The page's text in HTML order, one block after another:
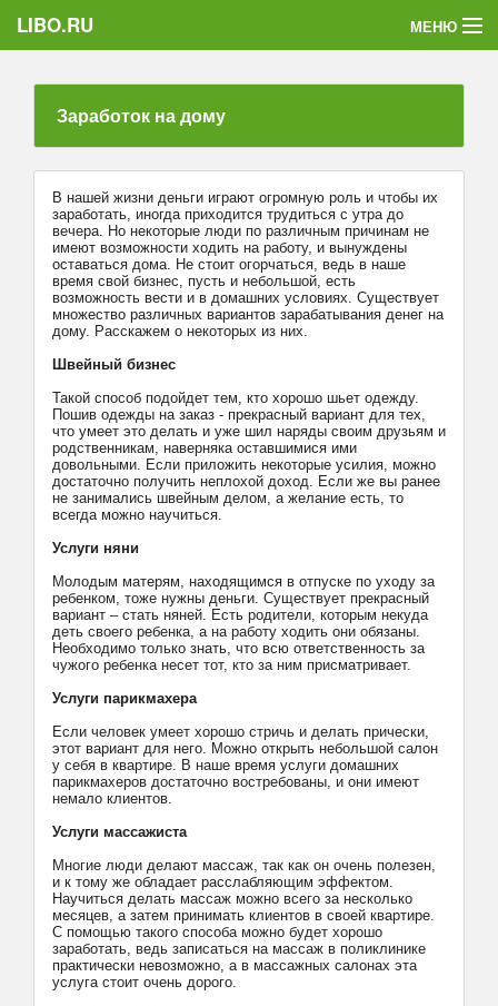
LIBO.RU МЕНЮ
Голосования
Букофки
Заработок на дому
В нашей жизни деньги играют огромную роль и чтобы их
заработать, иногда приходится трудиться с утра до
вечера. Но некоторые люди по различным причинам не
имеют возможности ходить на работу, и вынуждены
оставаться дома. Не стоит огорчаться, ведь в наше
время свой бизнес, пусть и небольшой, есть
возможность вести и в домашних условиях. Существует
множество различных вариантов зарабатывания денег на
дому. Расскажем о некоторых из них.
Швейный бизнес
Такой способ подойдет тем, кто хорошо шьет одежду.
Пошив одежды на заказ - прекрасный вариант для тех,
что умеет это делать и уже шил наряды своим друзьям и
родственникам, наверняка оставшимися ими
довольными. Если приложить некоторые усилия, можно
достаточно получить неплохой доход. Если же вы ранее
не занимались швейным делом, а желание есть, то
всегда можно научиться.
Услуги няни
Молодым матерям, находящимся в отпуске по уходу за
ребенком, тоже нужны деньги. Существует прекрасный
вариант – стать няней. Есть родители, которым некуда
деть своего ребенка, а на работу ходить они обязаны.
Необходимо только знать, что всю ответственность за
чужого ребенка несет тот, кто за ним присматривает.
Услуги парикмахера
Если человек умеет хорошо стричь и делать прически,
этот вариант для него. Можно открыть небольшой салон
у себя в квартире. В наше время услуги домашних
парикмахеров достаточно востребованы, и они имеют
немало клиентов.
Услуги массажиста
Многие люди делают массаж, так как он очень полезен,
и к тому же обладает расслабляющим эффектом.
Научиться делать массаж можно всего за несколько
месяцев, а затем принимать клиентов в своей квартире.
С помощью такого способа можно будет хорошо
заработать, ведь записаться на массаж в поликлинике
практически невозможно, а в массажных салонах эта
услуга стоит очень дорого.